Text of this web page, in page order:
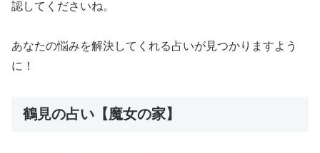
認してくださいね。
あなたの悩みを解決してくれる占いが見つかりますよう
に！
鶴見の占い【魔女の家】